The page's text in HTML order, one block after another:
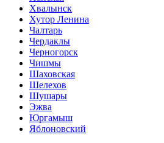
Хвалынск
Хутор Ленина
Чалтарь
Чердаклы
Черногорск
Чишмы
Шаховская
Шелехов
Шушары
Эжва
Юргамыш
Яблоновский